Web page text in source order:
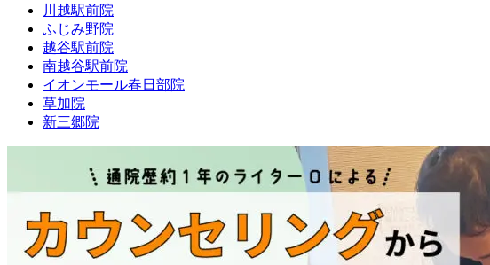
川越駅前院
ふじみ野院
越谷駅前院
南越谷駅前院
イオンモール春日部院
草加院
新三郷院